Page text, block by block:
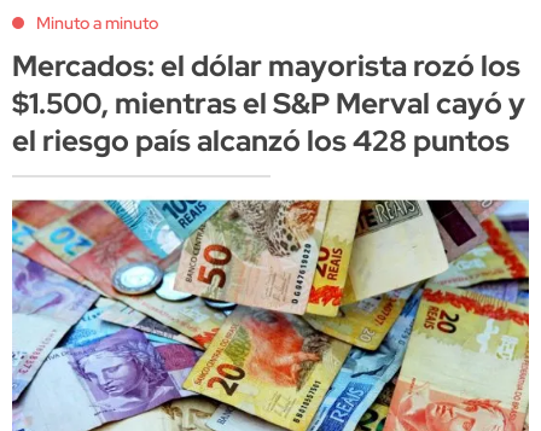
Minuto a minuto
Mercados: el dólar mayorista rozó los
$1.500, mientras el S&P Merval cayó y
el riesgo país alcanzó los 428 puntos